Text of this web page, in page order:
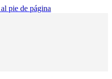
pie de página